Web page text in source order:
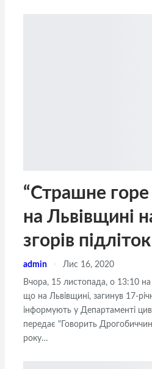
“Страшне горе
на Львівщині
згорів підліток
admin Лис 16, 2020
Вчора, 15 листопада, о 13:10 на
що на Львівщині, загинув 17-
інформують у Департаменті
передає "Говорить
року…